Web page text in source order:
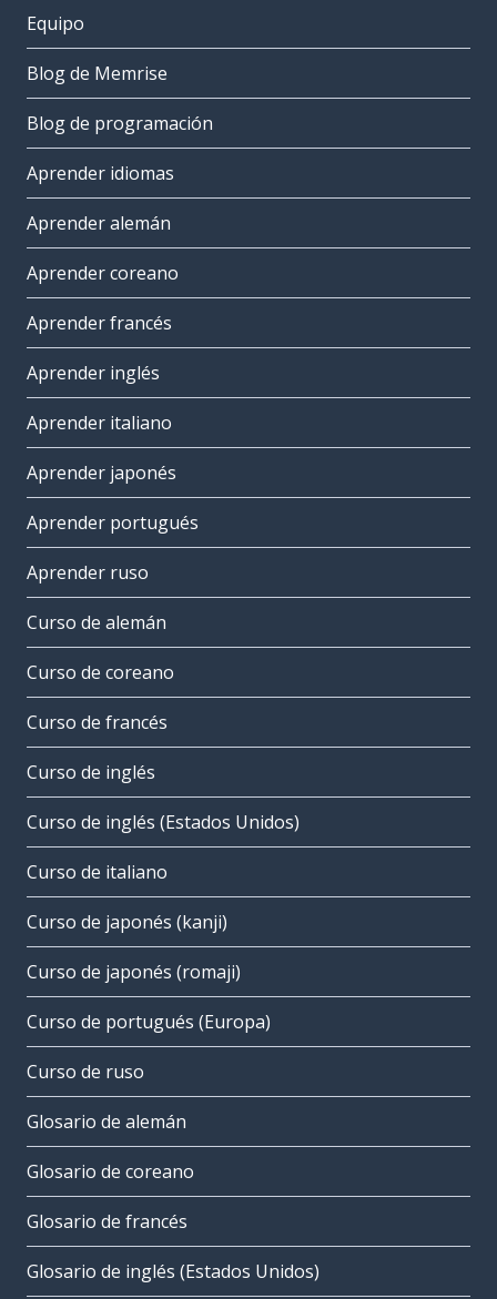
Equipo
Blog de Memrise
Blog de programación
Aprender idiomas
Aprender alemán
Aprender coreano
Aprender francés
Aprender inglés
Aprender italiano
Aprender japonés
Aprender portugués
Aprender ruso
Curso de alemán
Curso de coreano
Curso de francés
Curso de inglés
Curso de inglés (Estados Unidos)
Curso de italiano
Curso de japonés (kanji)
Curso de japonés (romaji)
Curso de portugués (Europa)
Curso de ruso
Glosario de alemán
Glosario de coreano
Glosario de francés
Glosario de inglés (Estados Unidos)